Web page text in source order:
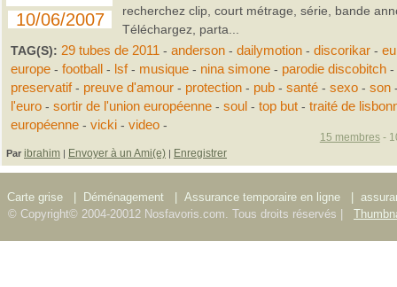
10/06/2007
recherchez clip, court métrage, série, bande
Téléchargez, parta...
TAG(S): 29 tubes de 2011 - anderson - dailymotion - discorikar -
europe - football - lsf- musique - nina simone - parodie discobitch -
preservatif- preuve d'amour - protection - pub - santé - sexo - son
l'euro - sortir de l'union européenne - soul - top but - traité de
européenne - vicki - video -
Par ibrahim | Envoyer à un Ami(e) | Enregistrer
15 membres-
Carte grise Déménagement Assurance temporaire en ligne
© Copyright© 2004-20012 Nosfavoris.com. Tous droits réservés |